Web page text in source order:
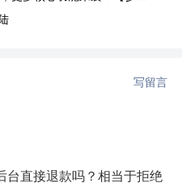
写留言
台直接退款吗？相当于拒绝